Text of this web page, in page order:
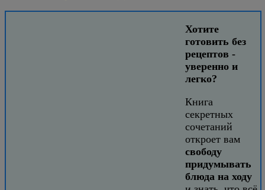
Хотите
готовить без
рецептов -
уверенно и
легко?
Книга
секретных
сочетаний
откроет вам
свободу
придумывать
блюда на ходу